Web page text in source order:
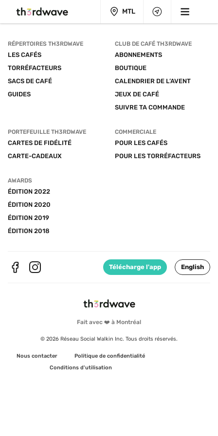
MTL
Fait avec ❤️ à Montréal
© 2026 Réseau Social Walkin Inc. Tous droits réservés.
Nous contacter
Politique de confidentialité
Conditions d'utilisation
RÉPERTOIRES TH3RDWAVE
LES CAFÉS
TORRÉFACTEURS
SACS DE CAFÉ
GUIDES
CLUB DE CAFÉ TH3RDWAVE
ABONNEMENTS
BOUTIQUE
CALENDRIER DE L’AVENT
JEUX DE CAFÉ
SUIVRE TA COMMANDE
PORTEFEUILLE TH3RDWAVE
CARTES DE FIDÉLITÉ
CARTE-CADEAUX
COMMERCIALE
POUR LES CAFÉS
POUR LES TORRÉFACTEURS
AWARDS
ÉDITION 2022
ÉDITION 2020
ÉDITION 2019
ÉDITION 2018
Télécharge l'app English